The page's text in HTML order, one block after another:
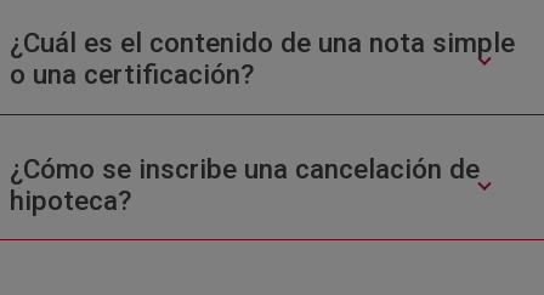
¿Cuál es el contenido de una nota simple
o una certificación?
¿Cómo se inscribe una cancelación de
hipoteca?